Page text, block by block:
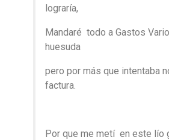
lograría,
Mandaré todo a Gastos
huesuda
pero por más que intentaba
factura.
Por que me metí en este lío